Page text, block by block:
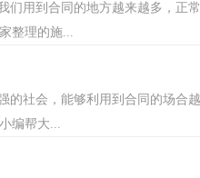
用到合同的地方越来越多，正
整理的施...
社会，能够利用到合同的场合
编帮大...